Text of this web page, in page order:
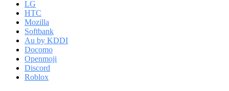
LG
HTC
Mozilla
Softbank
Au by KDDI
Docomo
Openmoji
Discord
Roblox